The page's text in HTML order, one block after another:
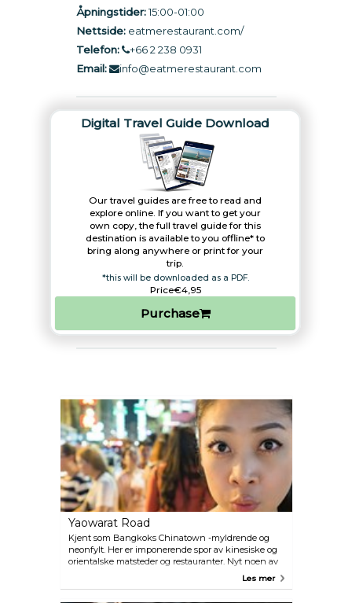
Åpningstider:15:00-01:00
Nettside:eatmerestaurant.com/
Telefon:
+66 2 238 0931
Email:
info@eatmerestaurant.com
Digital Travel Guide Download
Our travel guides are free to read and
explore online. If you want to get your
own copy, the full travel guide for this
destination is available to you offline* to
bring along anywhere or print for your
trip.​
*this will be downloaded as a PDF.
Price€4,95
Purchase
Yaowarat Road
Kjent som Bangkoks Chinatown -myldrende og
neonfylt. Her er imponerende spor av kinesiske og
orientalske matsteder og restauranter. Nyt noen av
de beste Dim Sum lunsjene i hele sørøst Asia.Les mer